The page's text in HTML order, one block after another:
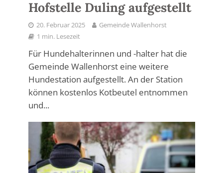
Hofstelle Duling aufgestellt
20. Februar 2025
Gemeinde Wallenhorst
1 min. Lesezeit
Für Hundehalterinnen und -halter hat die
Gemeinde Wallenhorst eine weitere
Hundestation aufgestellt. An der Station
können kostenlos Kotbeutel entnommen
und...